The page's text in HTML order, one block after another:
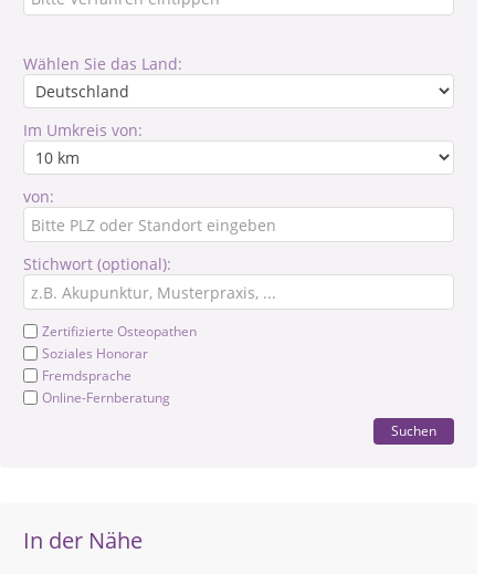
Wählen Sie das Land:
Im Umkreis von:
von:
Stichwort (optional):
Zertifizierte Osteopathen
Soziales Honorar
Fremdsprache
Online-Fernberatung
Suchen
In der Nähe